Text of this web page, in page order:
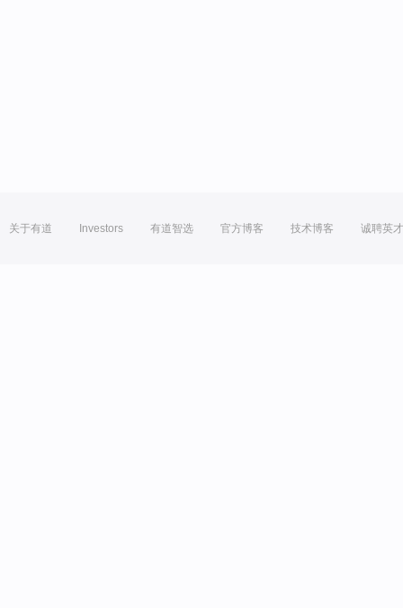
关于有道 Investors 有道智选 官方博客 技术博客 诚聘英才